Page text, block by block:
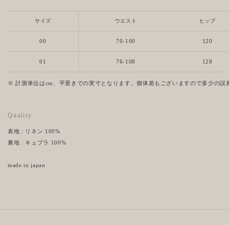
サイズ ウエスト ヒップ
00 70-100 120
01 76-108 128
※ 計測単位はcm、平置きでの実寸となります。個体差もございますので多少の誤
Quality
表地 : リネン 100%
裏地 : キュプラ 100%
made in japan